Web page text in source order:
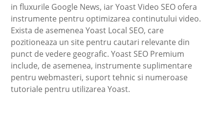
in fluxurile Google News, iar Yoast Video SEO ofera
instrumente pentru optimizarea continutului video.
Exista de asemenea Yoast Local SEO, care
pozitioneaza un site pentru cautari relevante din
punct de vedere geografic. Yoast SEO Premium
include, de asemenea, instrumente suplimentare
pentru webmasteri, suport tehnic si numeroase
tutoriale pentru utilizarea Yoast.